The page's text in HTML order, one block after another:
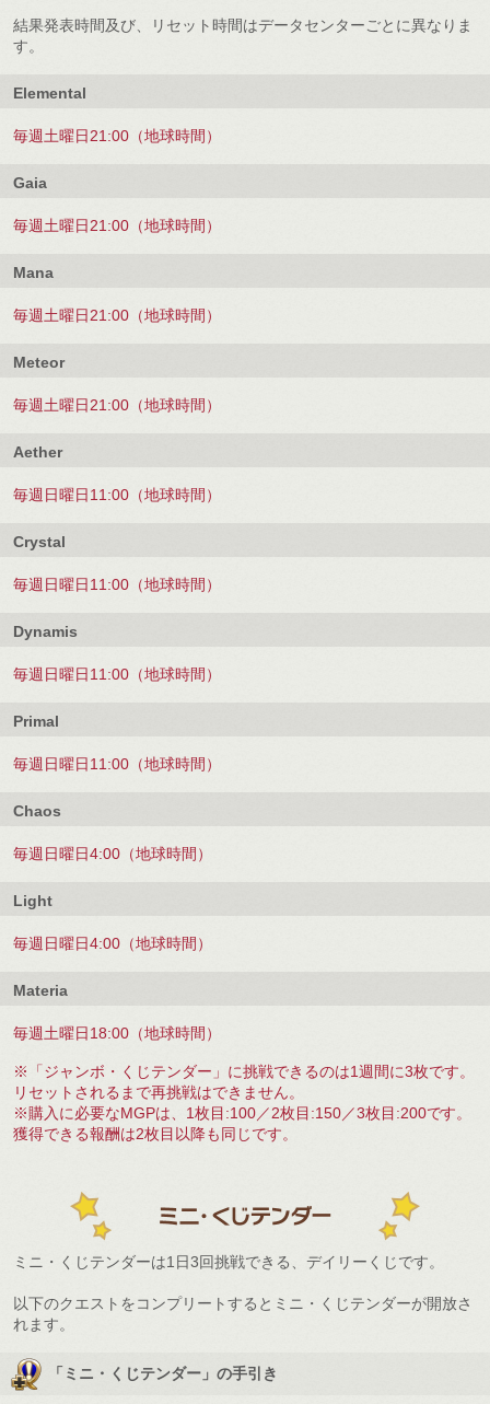
結果発表時間及び、リセット時間はデータセンターごとに異なりま
す。
Elemental
毎週土曜日21:00（地球時間）
Gaia
毎週土曜日21:00（地球時間）
Mana
毎週土曜日21:00（地球時間）
Meteor
毎週土曜日21:00（地球時間）
Aether
毎週日曜日11:00（地球時間）
Crystal
毎週日曜日11:00（地球時間）
Dynamis
毎週日曜日11:00（地球時間）
Primal
毎週日曜日11:00（地球時間）
Chaos
毎週日曜日4:00（地球時間）
Light
毎週日曜日4:00（地球時間）
Materia
毎週土曜日18:00（地球時間）
※「ジャンボ・くじテンダー」に挑戦できるのは1週間に3枚です。
リセットされるまで再挑戦はできません。
※購入に必要なMGPは、1枚目:100／2枚目:150／3枚目:200です。
獲得できる報酬は2枚目以降も同じです。
ミニ・くじテンダーは1日3回挑戦できる、デイリーくじです。
以下のクエストをコンプリートするとミニ・くじテンダーが開放さ
れます。
「ミニ・くじテンダー」の手引き